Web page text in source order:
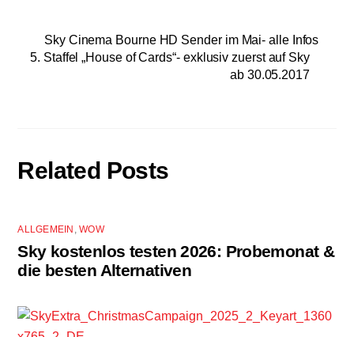
Sky Cinema Bourne HD Sender im Mai- alle Infos
5. Staffel „House of Cards“- exklusiv zuerst auf Sky
ab 30.05.2017
Related Posts
ALLGEMEIN ,WOW
Sky kostenlos testen 2026: Probemonat &
die besten Alternativen